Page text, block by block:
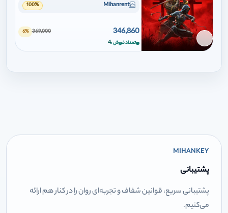
برای افزودن وارد شوید
Mihanrent
100%
346,860
369,000
6%
تعداد فروش 4
MIHANKEY
پشتیبانی
پشتیبانی سریع، قوانین شفاف و تجربه‌ای روان را در کنار هم ارائه
می‌کنیم.